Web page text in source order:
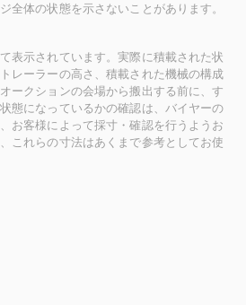
全体の状態を示さないことがあります。
表示されています。実際に積載された状
レーラーの高さ、積載された機械の構成
ークションの会場から搬出する前に、す
態になっているかの確認は、バイヤーの
お客様によって採寸・確認を行うようお
これらの寸法はあくまで参考としてお使